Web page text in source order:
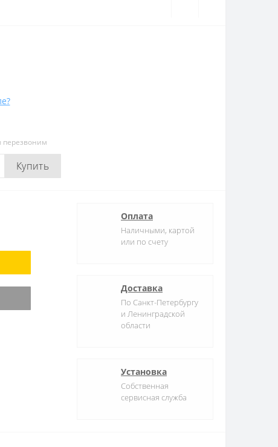
перезвоним
Купить
Оплата
Наличными, картой
или по счету
Доставка
По Санкт-Петербургу
и Ленинградской
области
Установка
Собственная
сервисная служба